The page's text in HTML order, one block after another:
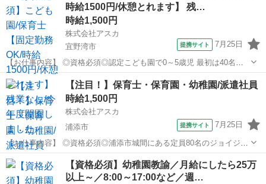
時給1500円/休憩とれます】 残…
時給1,500円
株式会社アスカ
宜野湾市
提携サイト 7月25日
【お仕事内容】 ◎資格必須◎認定こども園で0～5歳児 最初は40名の
園児を受け入れ予定です！ 保育業務 雇用形態：派遣 時給：1500円
月給にすると25万円以上♪ □おススメポイント□ ・時給1500円...
沖縄 宜野湾市 保育士
【注目！】保育士・保育園・幼稚園/派遣社員
時給1,500円
株式会社アスカ
浦添市
提携サイト 7月25日
【お仕事内容】 ◎資格必須◎浦添市城間にある定員80名のジョイジョ
イ保育園で新規求人出ました！！ ★ POINT ★ 〇時給
1,500円の高時給派遣！ 〇7:00～19:00のあいだで勤務時間相談OK◎
〇...
沖縄 浦添市 保育士
【資格必須】幼稚園教諭／月給にしたら25万
以上～／8:00～17:00など／週…